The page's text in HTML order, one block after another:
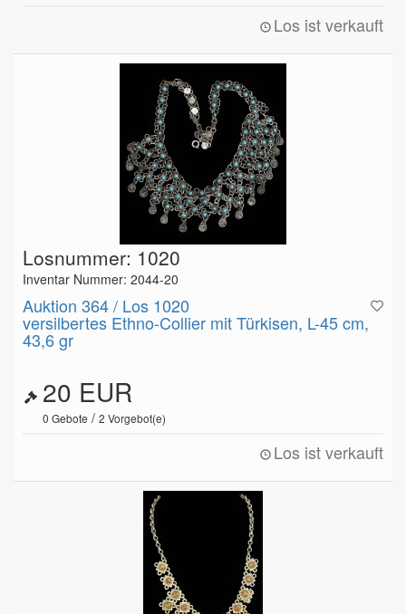
Los ist verkauft
Losnummer: 1020
Inventar Nummer: 2044-20
Auktion 364 / Los 1020
versilbertes Ethno-Collier mit Türkisen, L-45 cm,
43,6 gr
20 EUR
0 Gebote / 2 Vorgebot(e)
Los ist verkauft